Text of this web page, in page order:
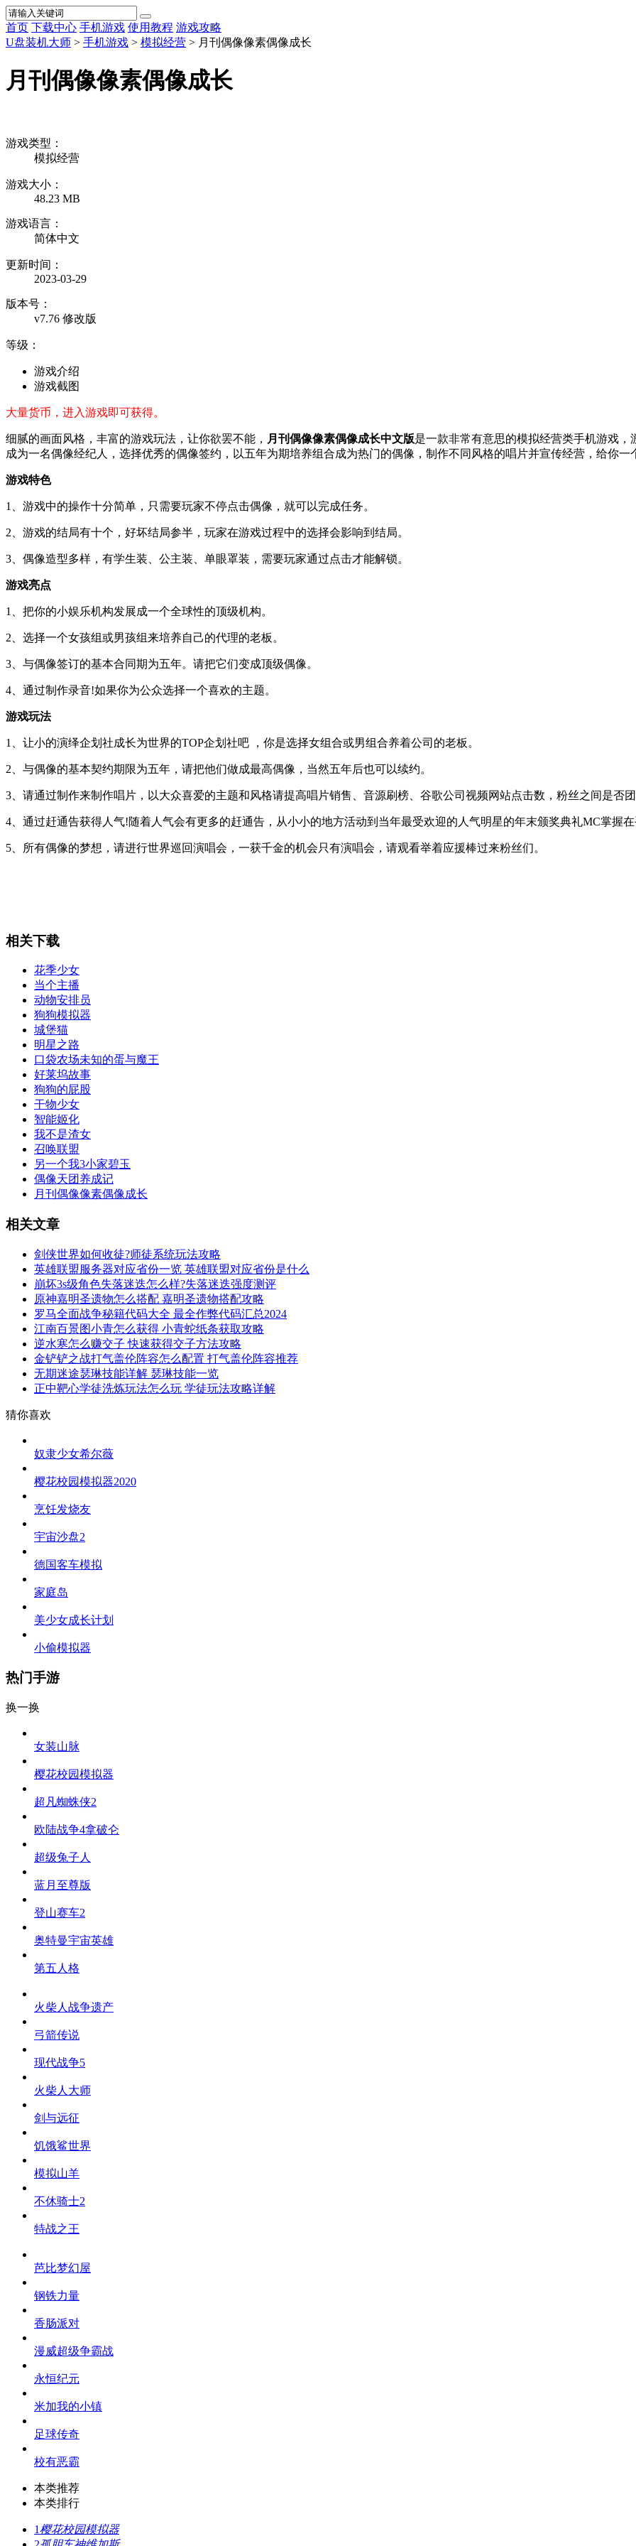
首页 下载中心 手机游戏 使用教程 游戏攻略
U盘装机大师 > 手机游戏 > 模拟经营 > 月刊偶像像素偶像成长
月刊偶像像素偶像成长
游戏类型：
模拟经营
游戏大小：
48.23 MB
游戏语言：
简体中文
更新时间：
2023-03-29
版本号：
v7.76 修改版
等级：
游戏介绍
游戏截图
大量货币，进入游戏即可获得。
细腻的画面风格，丰富的游戏玩法，让你欲罢不能， 月刊偶像像素偶像成长中文版是一款非常有意思的模拟经营类手机游戏
成为一名偶像经纪人，选择优秀的偶像签约，以五年为期培养组合成为热门的偶像，制作不同风格的唱片并宣传经营，给你一
游戏特色
1、游戏中的操作十分简单，只需要玩家不停点击偶像，就可以完成任务。
2、游戏的结局有十个，好坏结局参半，玩家在游戏过程中的选择会影响到结局。
3、偶像造型多样，有学生装、公主装、单眼罩装，需要玩家通过点击才能解锁。
游戏亮点
1、把你的小娱乐机构发展成一个全球性的顶级机构。
2、选择一个女孩组或男孩组来培养自己的代理的老板。
3、与偶像签订的基本合同期为五年。请把它们变成顶级偶像。
4、通过制作录音!如果你为公众选择一个喜欢的主题。
游戏玩法
1、让小的演绎企划社成长为世界的TOP企划社吧 ，你是选择女组合或男组合养着公司的老板。
2、与偶像的基本契约期限为五年，请把他们做成最高偶像，当然五年后也可以续约。
3、请通过制作来制作唱片，以大众喜爱的主题和风格请提高唱片销售、音源刷榜、谷歌公司视频网站点击数，粉丝之间是否团
4、通过赶通告获得人气!随着人气会有更多的赶通告，从小小的地方活动到当年最受欢迎的人气明星的年末颁奖典礼MC掌握在
5、所有偶像的梦想，请进行世界巡回演唱会，一获千金的机会只有演唱会，请观看举着应援棒过来粉丝们。
相关下载
花季少女
当个主播
动物安排员
狗狗模拟器
城堡猫
明星之路
口袋农场未知的蛋与魔王
好莱坞故事
狗狗的屁股
干物少女
智能姬化
我不是渣女
召唤联盟
另一个我3小家碧玉
偶像天团养成记
月刊偶像像素偶像成长
相关文章
剑侠世界如何收徒?师徒系统玩法攻略
英雄联盟服务器对应省份一览 英雄联盟对应省份是什么
崩坏3s级角色失落迷迭怎么样?失落迷迭强度测评
原神嘉明圣遗物怎么搭配 嘉明圣遗物搭配攻略
罗马全面战争秘籍代码大全 最全作弊代码汇总2024
江南百景图小青怎么获得 小青蛇纸条获取攻略
逆水寒怎么赚交子 快速获得交子方法攻略
金铲铲之战打气盖伦阵容怎么配置 打气盖伦阵容推荐
无期迷途瑟琳技能详解 瑟琳技能一览
正中靶心学徒洗炼玩法怎么玩 学徒玩法攻略详解
猜你喜欢
奴隶少女希尔薇
樱花校园模拟器2020
烹饪发烧友
宇宙沙盘2
德国客车模拟
家庭岛
美少女成长计划
小偷模拟器
热门手游
换一换
女装山脉
樱花校园模拟器
超凡蜘蛛侠2
欧陆战争4拿破仑
超级兔子人
蓝月至尊版
登山赛车2
奥特曼宇宙英雄
第五人格
火柴人战争遗产
弓箭传说
现代战争5
火柴人大师
剑与远征
饥饿鲨世界
模拟山羊
不休骑士2
特战之王
芭比梦幻屋
钢铁力量
香肠派对
漫威超级争霸战
永恒纪元
米加我的小镇
足球传奇
校有恶霸
本类推荐
本类排行
1樱花校园模拟器